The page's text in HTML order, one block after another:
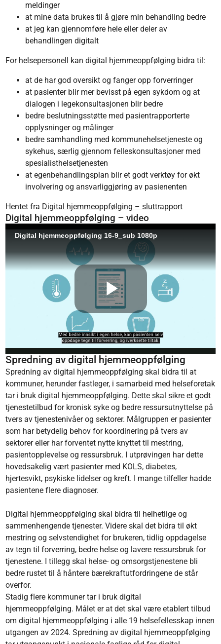
meldinger
at mine data brukes til å gjøre min behandling bedre
at jeg kan gjennomføre hele eller deler av
behandlingen digitalt
For helsepersonell kan digital hjemmeoppfølging bidra til:
at de har god oversikt og fanger opp forverringer
at pasienter blir mer bevisst på egen sykdom og at
dialogen i legekonsultasjonen blir bedre
bedre beslutningsstøtte med pasientrapporterte
opplysninger og målinger
bedre samhandling med kommunehelsetjeneste og
sykehus, særlig gjennom felleskonsultasjoner med
spesialisthelsetjenesten
at egenbehandlingsplan blir et godt verktøy for økt
involvering og ansvarliggjøring av pasienenten
Hentet fra Digital hjemmeoppfølging – sluttrapport
Digital hjemmeoppfølging – video
Spredning av digital hjemmeoppfølging
Spredning av digital hjemmeoppfølging skal bidra til at
kommuner, herunder fastleger, i samarbeid med helseforetak
tar i bruk digital hjemmeoppfølging. Dette skal sikre et godt
tjenestetilbud for kronisk syke og bedre ressursutnyttelse på
tvers av tjenestenivåer og sektorer. Målgruppen er pasienter
som har betydelig behov for koordinering på tvers av
sektorer eller har forventet nytte knyttet til mestring,
pasientopplevelse og ressursbruk. I utprøvingen har dette
hovedsakelig vært pasienter med KOLS, diabetes,
hjertesvikt, psykiske lidelser og kreft. I mange tilfeller hadde
pasientene flere diagnoser.
Digital hjemmeoppfølging skal bidra til helhetlige og
sammenhengende tjenester. Videre skal det bidra til økt
mestring og selvstendighet for brukeren, tidlig oppdagelse
av tegn til forverring, bedre helse og lavere ressursbruk for
tjenestene. I tillegg skal helse- og omsorgstjenestene bli
bedre rustet til å håntere bærekraftutfordringene de står
overfor.
Stadig flere kommuner tar i bruk digital
hjemmeoppfølging. Målet er at det skal være etablert tilbud
om digital hjemmeoppfølging i alle 19 helsefellesskap innen
utgangen av 2024. Spredning av digital hjemmeoppfølging